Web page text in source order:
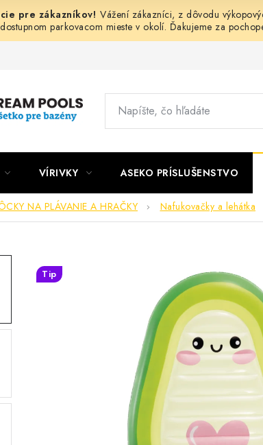
Vážení zákazníci, z dôvodu
parkovacom mieste v okolí. Ďakujeme za
VÍRIVKY ASEKO PRÍSLUŠENSTVO
NA PLÁVANIE A HRAČKY Nafukovačky a lehátka
Tip